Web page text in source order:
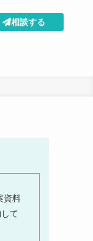
相談する
資料
て